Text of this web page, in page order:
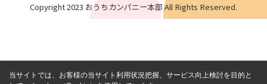
Copyright 2023 おうちカンパニー本部 All Rights Reserved.
当サイトでは、お客様の当サイト利用状況把握、サービス向上検討を目的と